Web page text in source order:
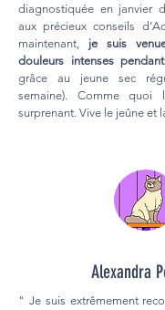
diagnostiquée en janvier
aux précieux conseils
maintenant, je suis
douleurs intenses
grâce au jeune sec
semaine). Comme
surprenant. Vive le jeûne et
Alexandra
" Je suis extrêmement